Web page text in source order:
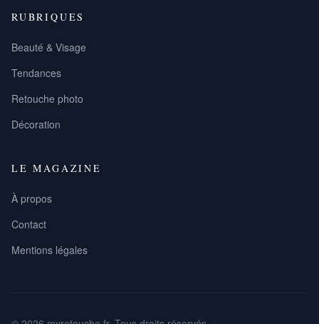
RUBRIQUES
Beauté & Visage
Tendances
Retouche photo
Décoration
LE MAGAZINE
À propos
Contact
Mentions légales